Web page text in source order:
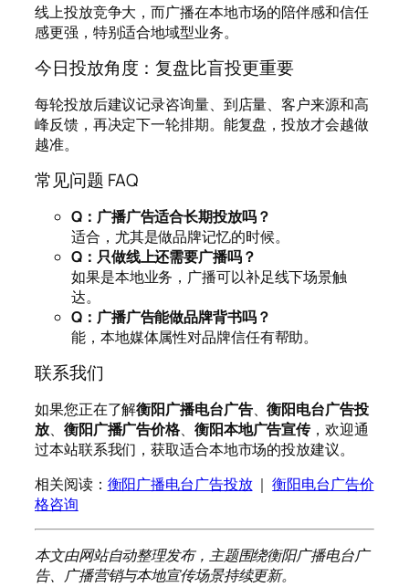
线上投放竞争大，而广播在本地市场的陪伴感和信任
感更强，特别适合地域型业务。
今日投放角度：复盘比盲投更重要
每轮投放后建议记录咨询量、到店量、客户来源和高
峰反馈，再决定下一轮排期。能复盘，投放才会越做
越准。
常见问题 FAQ
Q：广播广告适合长期投放吗？
适合，尤其是做品牌记忆的时候。
Q：只做线上还需要广播吗？
如果是本地业务，广播可以补足线下场景触
达。
Q：广播广告能做品牌背书吗？
能，本地媒体属性对品牌信任有帮助。
联系我们
如果您正在了解衡阳广播电台广告、衡阳电台广告投
放、 衡阳广播广告价格、 衡阳本地广告宣传，欢迎通
过本站联系我们，获取适合本地市场的投放建议。
相关阅读： 衡阳广播电台广告投放｜衡阳电台广告价
格咨询
本文由网站自动整理发布，主题围绕衡阳广播电台广
告、广播营销与本地宣传场景持续更新。